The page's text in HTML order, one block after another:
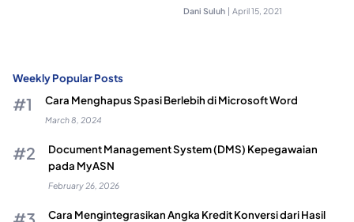
Dani Suluh | April 15, 2021
Weekly Popular Posts
Cara Menghapus Spasi Berlebih di Microsoft Word
March 8, 2024
Document Management System (DMS) Kepegawaian
pada MyASN
February 26, 2026
Cara Mengintegrasikan Angka Kredit Konversi dari Hasil